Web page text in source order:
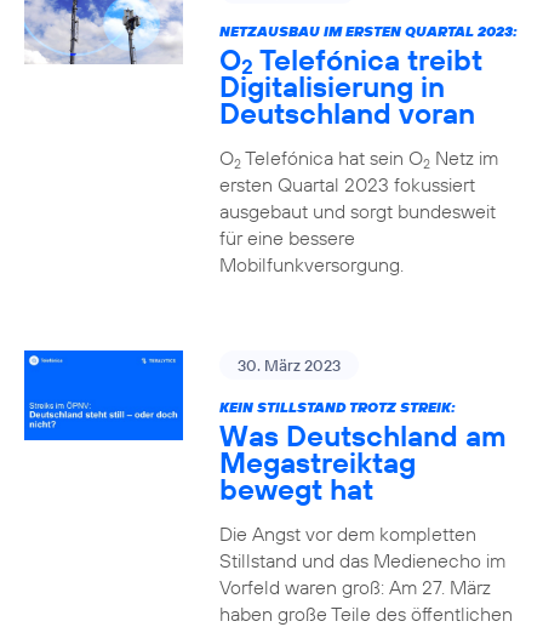
NETZAUSBAU IM ERSTEN QUARTAL 2023:
O2 Telefónica treibt
Digitalisierung in
Deutschland voran
O2Telefónica hat sein O2Netz im
ersten Quartal 2023 fokussiert
ausgebaut und sorgt bundesweit
für eine bessere
Mobilfunkversorgung.
30. März 2023
KEIN STILLSTAND TROTZ STREIK:
Was Deutschland am
Megastreiktag
bewegt hat
Die Angst vor dem kompletten
Stillstand und das Medienecho im
Vorfeld waren groß: Am 27. März
haben große Teile des öffentlichen